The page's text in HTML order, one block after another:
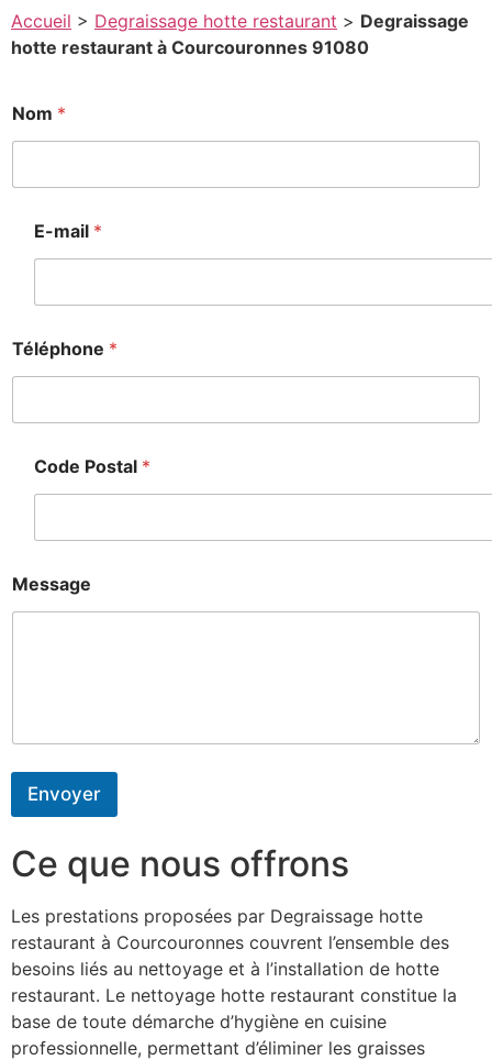
Accueil > Degraissage hotte restaurant > Degraissage
hotte restaurant à Courcouronnes 91080
Nom *
E-mail *
Téléphone *
Code Postal *
Message
Envoyer
Ce que nous offrons
Les prestations proposées par Degraissage hotte
restaurant à Courcouronnes couvrent l’ensemble des
besoins liés au nettoyage et à l’installation de hotte
restaurant. Le nettoyage hotte restaurant constitue la
base de toute démarche d’hygiène en cuisine
professionnelle, permettant d’éliminer les graisses